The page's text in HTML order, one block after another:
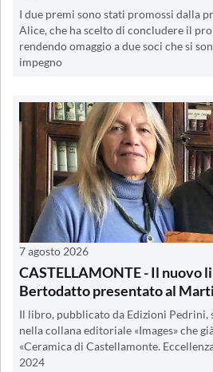
I due premi sono stati promossi dalla
Alice, che ha scelto di concludere il
rendendo omaggio a due soci che si
impegno
7 agosto 2026
CASTELLAMONTE - Il nuovo
Bertodatto presentato al
Il libro, pubblicato da Edizioni Pedrini,
nella collana editoriale «Images» che
«Ceramica di Castellamonte.
2024